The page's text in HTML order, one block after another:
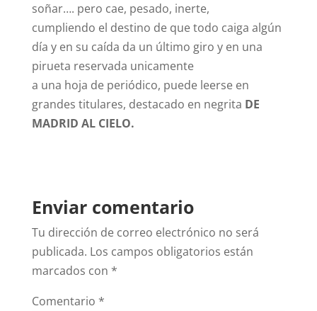
soñar…. pero cae, pesado, inerte,
cumpliendo el destino de que todo caiga algún
día y en su caída da un último giro y en una
pirueta reservada unicamente
a una hoja de periódico, puede leerse en
grandes titulares, destacado en negrita DE
MADRID AL CIELO.
Enviar comentario
Tu dirección de correo electrónico no será
publicada. Los campos obligatorios están
marcados con *
Comentario *